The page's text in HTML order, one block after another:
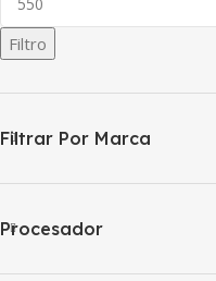
Filtro
Filtrar Por Marca
Procesador